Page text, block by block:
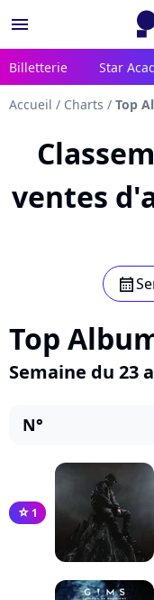
menu
Billetterie Star
Accueil / Charts / Top
ventes
calendar
Top
Semaine du 23
N°
star 1